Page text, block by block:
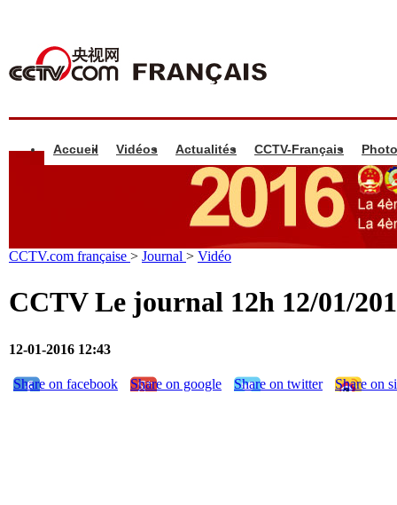
Accueil Vidéos Actualités CCTV-Français
CCTV.com française > Journal > Vidéo
CCTV Le journal 12h 12/01/
12-01-2016 12:43
Share on facebook Share on google Share on twitter Share on